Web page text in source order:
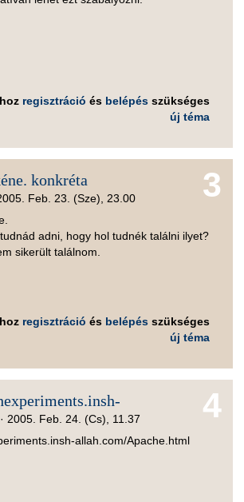
regisztráció és belépés szükséges
új téma
3
konkréta
Feb. 23. (Sze), 23.00
adni, hogy hol tudnék találni ilyet?
sikerült találnom.
regisztráció és belépés szükséges
új téma
4
2005. Feb. 24. (Cs), 11.37
allah.com/Apache.html